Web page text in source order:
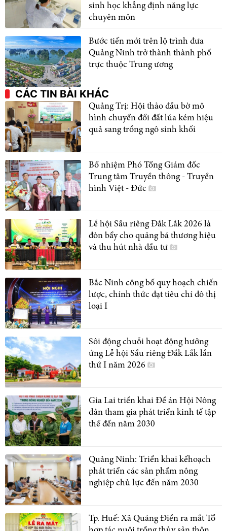
sinh học khẳng định năng lực
chuyên môn
Bước tiến mới trên lộ trình đưa
Quảng Ninh trở thành thành phố
trực thuộc Trung ương
CÁC TIN BÀI KHÁC
Quảng Trị: Hội thảo đầu bờ mô
hình chuyển đổi đất lúa kém hiệu
quả sang trồng ngô sinh khối
Bổ nhiệm Phó Tổng Giám đốc
Trung tâm Truyền thông - Truyền
hình Việt - Đức
Lễ hội Sầu riêng Đắk Lắk 2026 là
đòn bẩy cho quảng bá thương hiệu
và thu hút nhà đầu tư
Bắc Ninh công bố quy hoạch chiến
lược, chính thức đạt tiêu chí đô thị
loại I
Sôi động chuỗi hoạt động hưởng
ứng Lễ hội Sầu riêng Đắk Lắk lần
thứ I năm 2026
Gia Lai triển khai Đề án Hội Nông
dân tham gia phát triển kinh tế tập
thể đến năm 2030
Quảng Ninh: Triển khai kếhoạch
phát triển các sản phẩm nông
nghiệp chủ lực đến năm 2030
Tp. Huế: Xã Quảng Điền ra mắt Tổ